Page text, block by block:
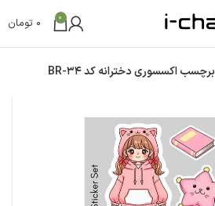
0
0 تومان
برچسب اکسسوری دخترانه کد BR-34